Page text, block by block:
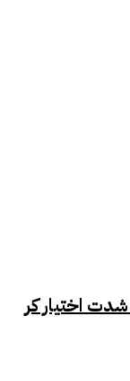
اختیار کر